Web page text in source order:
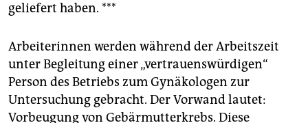
geliefert haben. ***
Arbeiterinnen werden während der Arbeitszeit
unter Begleitung einer „vertrauenswürdigen“
Person des Betriebs zum Gynäkologen zur
Untersuchung gebracht. Der Vorwand lautet:
Vorbeugung von Gebärmutterkrebs. Diese